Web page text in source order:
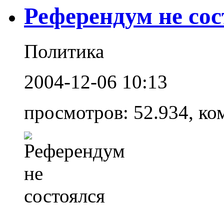
Референдум не
Политика
2004-12-06 10:13
просмотров: 52.934,